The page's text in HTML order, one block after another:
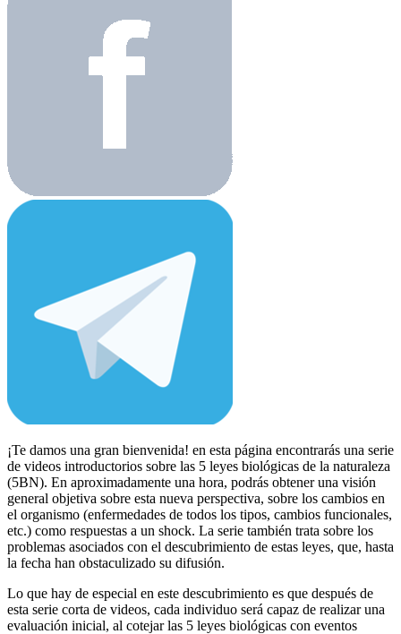
¡Te damos una gran bienvenida! en esta página encontrarás una serie
de videos introductorios sobre las 5 leyes biológicas de la naturaleza
(5BN). En aproximadamente una hora, podrás obtener una visión
general objetiva sobre esta nueva perspectiva, sobre los cambios en
el organismo (enfermedades de todos los tipos, cambios funcionales,
etc.) como respuestas a un shock. La serie también trata sobre los
problemas asociados con el descubrimiento de estas leyes, que, hasta
la fecha han obstaculizado su difusión.
Lo que hay de especial en este descubrimiento es que después de
esta serie corta de videos, cada individuo será capaz de realizar una
evaluación inicial, al cotejar las 5 leyes biológicas con eventos